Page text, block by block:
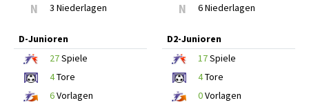
N 3 Niederlagen N 6 Niederlagen
D-Junioren
27Spiele
4Tore
6Vorlagen
D2-Junioren
17Spiele
4Tore
0Vorlagen